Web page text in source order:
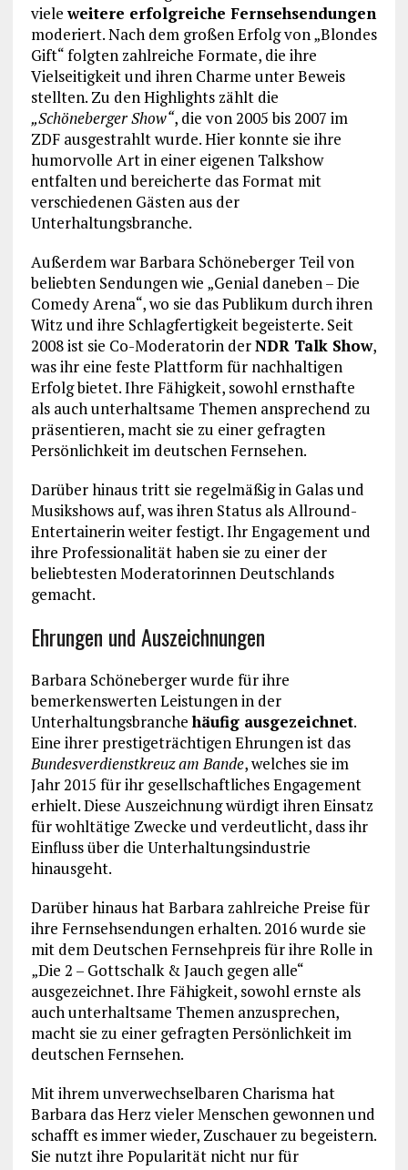
vieleweitere erfolgreiche Fernsehsendungen
moderiert. Nach dem großen Erfolg von „Blondes
Gift“ folgten zahlreiche Formate, die ihre
Vielseitigkeit und ihren Charme unter Beweis
stellten. Zu den Highlights zählt die
„Schöneberger Show“, die von 2005 bis 2007 im
ZDF ausgestrahlt wurde. Hier konnte sie ihre
humorvolle Art in einer eigenen Talkshow
entfalten und bereicherte das Format mit
verschiedenen Gästen aus der
Unterhaltungsbranche.
Außerdem war Barbara Schöneberger Teil von
beliebten Sendungen wie „Genial daneben – Die
Comedy Arena“, wo sie das Publikum durch ihren
Witz und ihre Schlagfertigkeit begeisterte. Seit
2008 ist sie Co-Moderatorin derNDR Talk Show,
was ihr eine feste Plattform für nachhaltigen
Erfolg bietet. Ihre Fähigkeit, sowohl ernsthafte
als auch unterhaltsame Themen ansprechend zu
präsentieren, macht sie zu einer gefragten
Persönlichkeit im deutschen Fernsehen.
Darüber hinaus tritt sie regelmäßig in Galas und
Musikshows auf, was ihren Status als Allround-
Entertainerin weiter festigt. Ihr Engagement und
ihre Professionalität haben sie zu einer der
beliebtesten Moderatorinnen Deutschlands
gemacht.
Ehrungen und Auszeichnungen
Barbara Schöneberger wurde für ihre
bemerkenswerten Leistungen in der
Unterhaltungsbranchehäufig ausgezeichnet.
Eine ihrer prestigeträchtigen Ehrungen ist das
Bundesverdienstkreuz am Bande, welches sie im
Jahr 2015 für ihr gesellschaftliches Engagement
erhielt. Diese Auszeichnung würdigt ihren Einsatz
für wohltätige Zwecke und verdeutlicht, dass ihr
Einfluss über die Unterhaltungsindustrie
hinausgeht.
Darüber hinaus hat Barbara zahlreiche Preise für
ihre Fernsehsendungen erhalten. 2016 wurde sie
mit dem Deutschen Fernsehpreis für ihre Rolle in
„Die 2 – Gottschalk & Jauch gegen alle“
ausgezeichnet. Ihre Fähigkeit, sowohl ernste als
auch unterhaltsame Themen anzusprechen,
macht sie zu einer gefragten Persönlichkeit im
deutschen Fernsehen.
Mit ihrem unverwechselbaren Charisma hat
Barbara das Herz vieler Menschen gewonnen und
schafft es immer wieder, Zuschauer zu begeistern.
Sie nutzt ihre Popularität nicht nur für